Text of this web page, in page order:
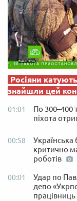
Росіяни
знайшли цей
01:01
По 300–400
піхота
00:58
Українська
критично
роботів
00:01
Удар по
депо
працівниць